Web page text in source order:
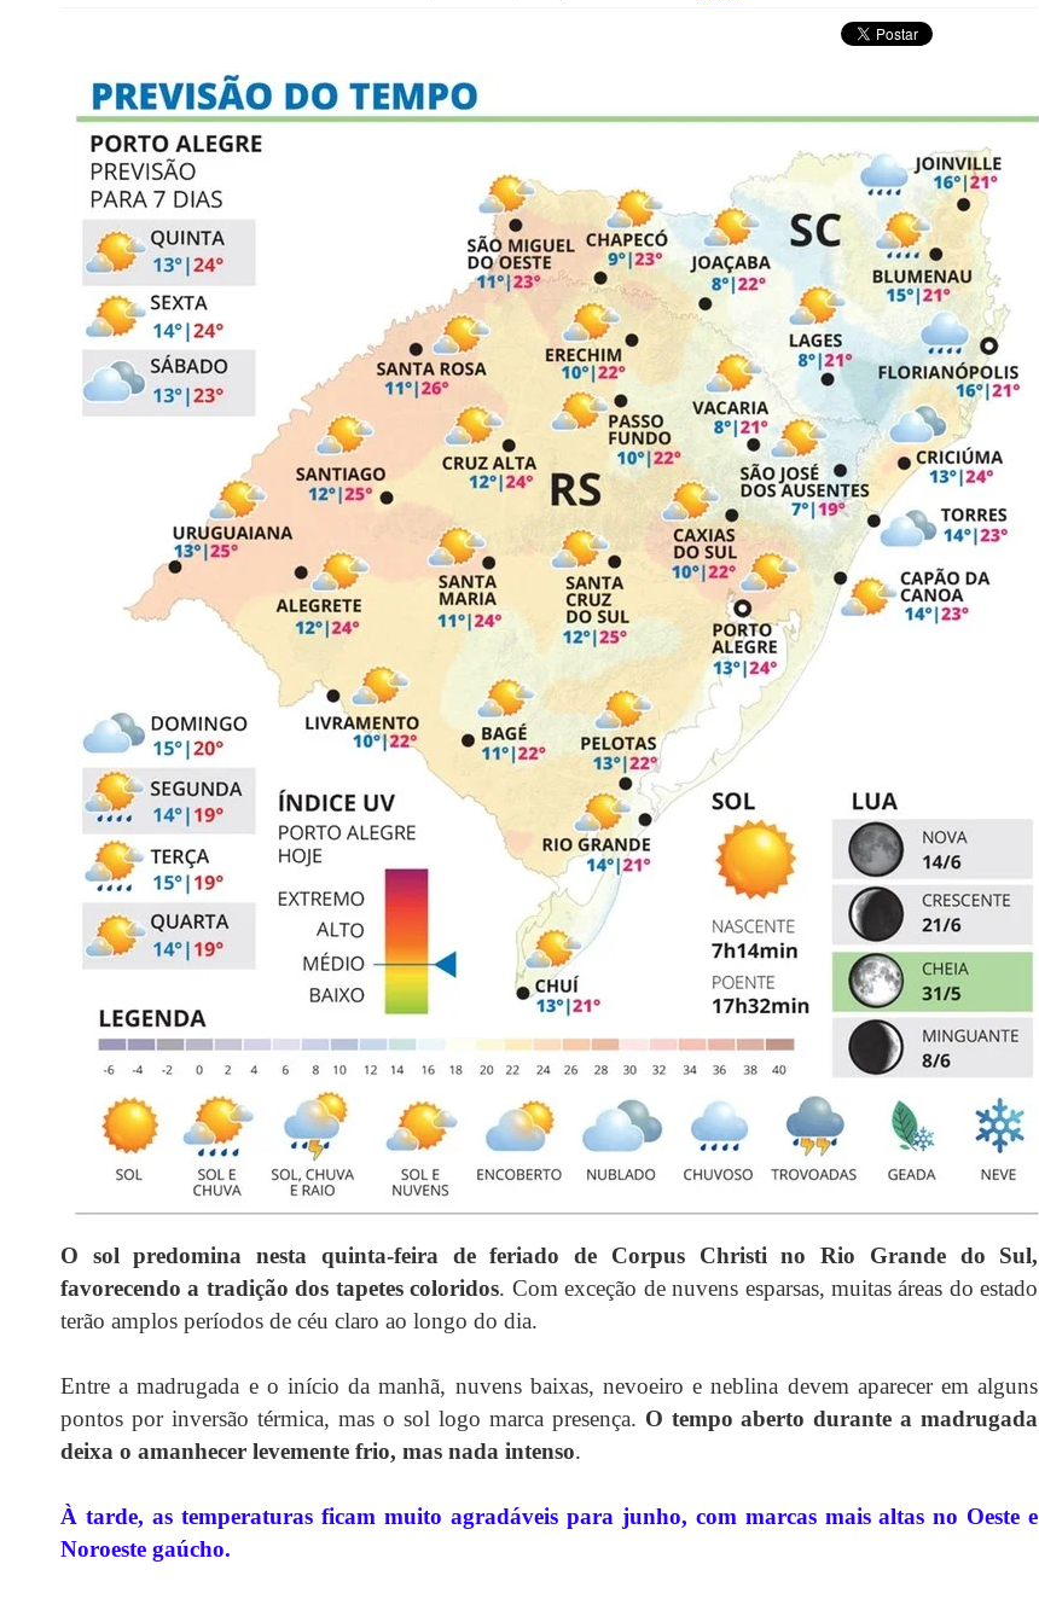
O sol predomina nesta quinta-feira de feriado de Corpus Christi noRio Grande do Sul,
favorecendo a tradição dos tapetes coloridos. Com exceção de nuvens esparsas, muitas áreas do estado
terão amplos períodos de céu claro ao longo do dia.
Entre a madrugada e o início da manhã, nuvens baixas, nevoeiro e neblina devem aparecer em alguns
pontos por inversão térmica, mas o sol logo marca presença. O tempo aberto durante a madrugada
deixa o amanhecer levemente frio, mas nada intenso.
À tarde, as temperaturas ficam muito agradáveis para junho, com marcas mais altas no Oeste e
Noroeste gaúcho.